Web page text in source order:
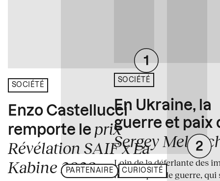
SOCIÉTÉ
Enzo Castellucci
remporte le prix
Révélation SAIF x La
Kabine 2026
PARTENAIRE CURIOSITÉ
SOCIÉTÉ
En Ukraine, la
guerre et paix
Sergey
Loin de la déferlante des
médiatiques de guerre, qui